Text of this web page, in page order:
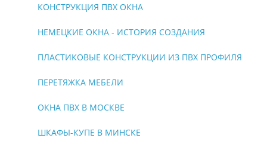
КОНСТРУКЦИЯ ПВХ ОКНА
НЕМЕЦКИЕ ОКНА - ИСТОРИЯ СОЗДАНИЯ
ПЛАСТИКОВЫЕ КОНСТРУКЦИИ ИЗ ПВХ ПРОФИЛЯ
ПЕРЕТЯЖКА МЕБЕЛИ
ОКНА ПВХ В МОСКВЕ
ШКАФЫ-КУПЕ В МИНСКЕ